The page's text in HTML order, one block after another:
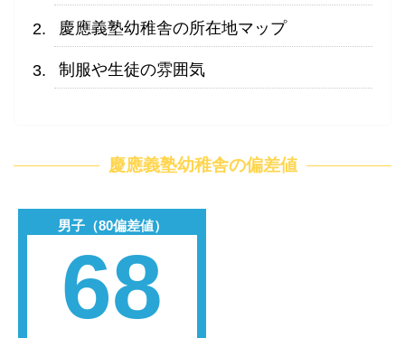
慶應義塾幼稚舎の所在地マップ
制服や生徒の雰囲気
慶應義塾幼稚舎の偏差値
男子（80偏差値）
68